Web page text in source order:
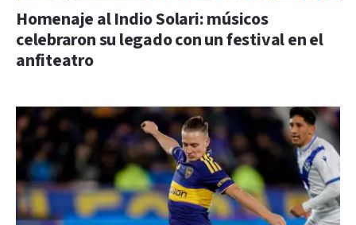
Homenaje al Indio Solari: músicos
celebraron su legado con un festival en el
anfiteatro